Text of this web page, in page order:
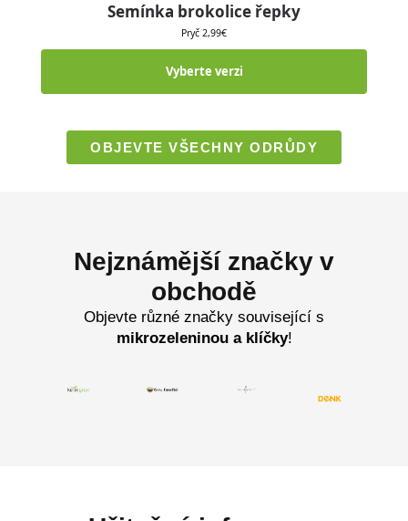
Semínka brokolice řepky
Pryč 2,99€
Vyberte verzi
OBJEVTE VŠECHNY ODRŮDY
Nejznámější značky v
obchodě
Objevte různé značky související s
mikrozeleninou a klíčky!